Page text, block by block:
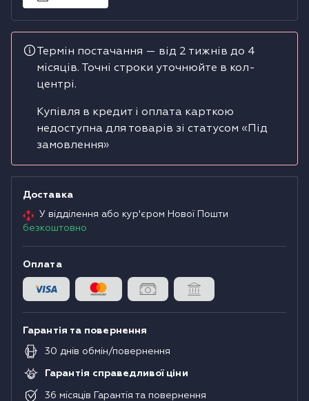
Сушильні машини
Термін постачання — від 2 тижнів до 4
місяців. Точні строки уточнюйте в кол-
центрі.
Купівля в кредит і оплата карткою
недоступна для товарів зі статусом «Під
замовлення»
Доставка
У відділення або кур'єром Нової Пошти
безкоштовно
Оплата
Гарантія та повернення
30 днів обмін/повернення
Гарантія справедливої ціни
36 місяців Гарантія та повернення